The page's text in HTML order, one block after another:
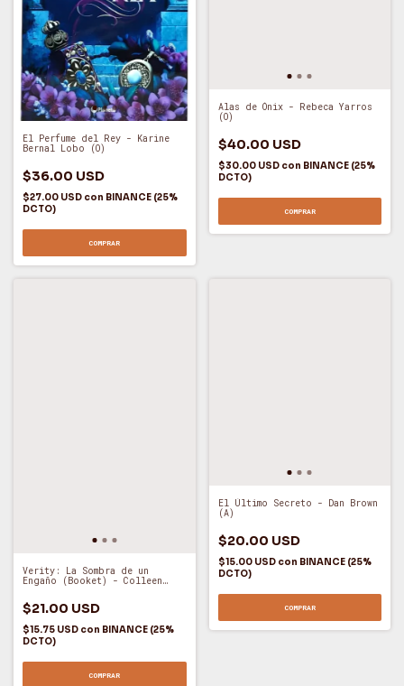
El Perfume del Rey - Karine
Bernal Lobo (O)
$36.00 USD
$27.00 USD con BINANCE (25%
DCTO)
COMPRAR
Alas de Ónix - Rebeca Yarros
(O)
$40.00 USD
$30.00 USD con BINANCE (25%
DCTO)
COMPRAR
Verity: La Sombra de un
Engaño (Booket) - Colleen
$21.00 USD
$15.75 USD con BINANCE (25%
DCTO)
COMPRAR
El Último Secreto - Dan Brown
(A)
$20.00 USD
$15.00 USD con BINANCE (25%
DCTO)
COMPRAR